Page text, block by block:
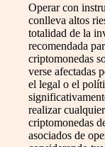
Operar con
conlleva altos
totalidad de la
recomendada
criptomonedas
verse afectadas
el legal o el
realizar
criptomonedas
asociados de